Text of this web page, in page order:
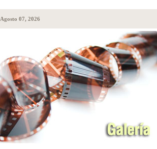
Agosto 07, 2026